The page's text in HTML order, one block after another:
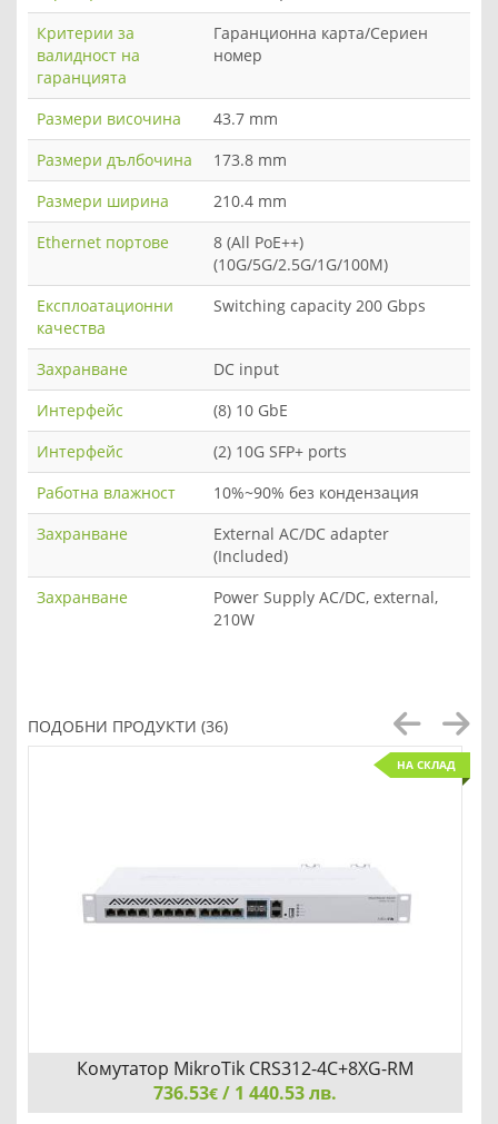
Критерии за
валидност на
гаранцията
Гаранционна карта/Сериен
номер
Размери височина
43.7 mm
Размери дълбочина
173.8 mm
Размери ширина
210.4 mm
Ethernet портове
8 (All PoE++)
(10G/5G/2.5G/1G/100M)
Експлоатационни
качества
Switching capacity 200 Gbps
Захранване
DC input
Интерфейс
(8) 10 GbE
Интерфейс
(2) 10G SFP+ ports
Работна влажност
10%~90% без кондензация
Захранване
External AC/DC adapter
(Included)
Захранване
Power Supply AC/DC, external,
210W
ПОДОБНИ ПРОДУКТИ (36)
НА СКЛАД
Комутатор MikroTik CRS312-4C+8XG-RM
736.53€ / 1 440.53 лв.